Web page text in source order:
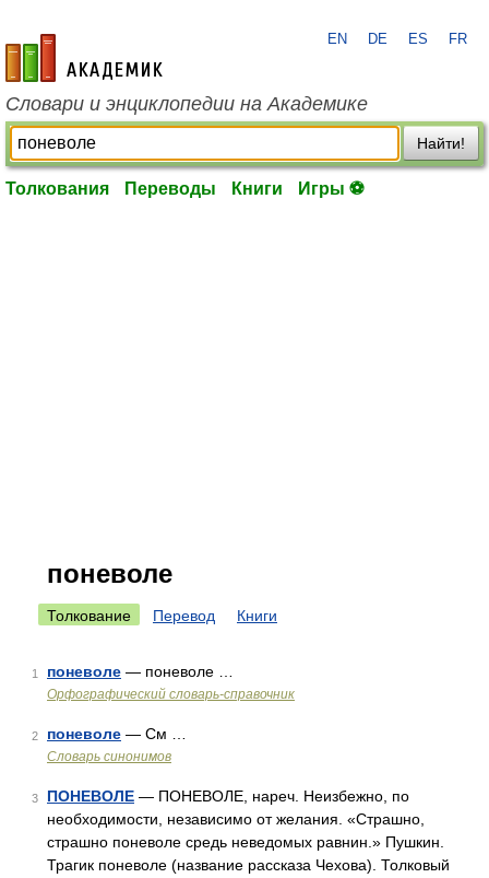
academic.ru
EN DE ES FR
Словари и энциклопедии на Академике
Найти!
Толкования Переводы Книги Игры ⚽
поневоле
Толкование Перевод Книги
1 поневоле — поневоле …
Орфографический словарь-справочник
2 поневоле — См …
Словарь синонимов
3 ПОНЕВОЛЕ — ПОНЕВОЛЕ, нареч. Неизбежно, по
необходимости, независимо от желания. «Страшно,
страшно поневоле средь неведомых равнин.» Пушкин.
Трагик поневоле (название рассказа Чехова). Толковый